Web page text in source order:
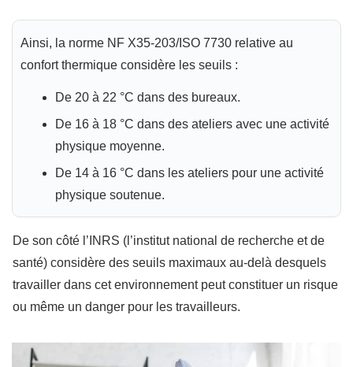
Ainsi, la norme NF X35-203/ISO 7730 relative au
confort thermique considère les seuils :
De 20 à 22 °C dans des bureaux.
De 16 à 18 °C dans des ateliers avec une activité
physique moyenne.
De 14 à 16 °C dans les ateliers pour une activité
physique soutenue.
De son côté l’INRS (l’institut national de recherche et de
santé) considère des seuils maximaux au-delà desquels
travailler dans cet environnement peut constituer un risque
ou même un danger pour les travailleurs.